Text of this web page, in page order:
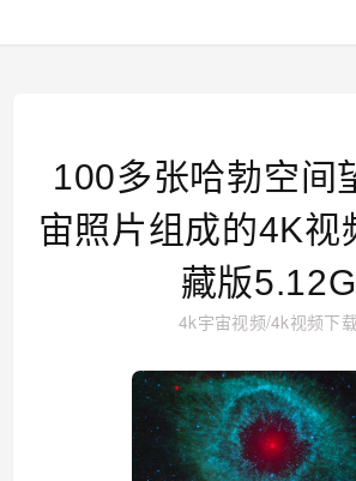
100多张哈勃空间
宙照片组成的4K视
藏版5.12G
4k宇宙视频/4k视频下